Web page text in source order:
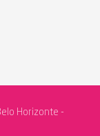
Horizonte -